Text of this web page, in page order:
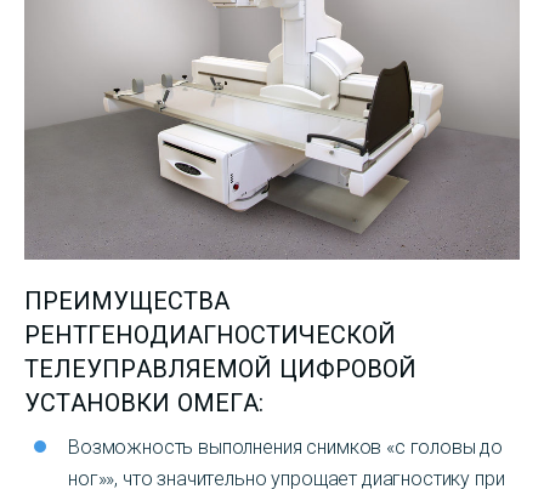
ПРЕИМУЩЕСТВА
РЕНТГЕНОДИАГНОСТИЧЕСКОЙ
ТЕЛЕУПРАВЛЯЕМОЙ ЦИФРОВОЙ
УСТАНОВКИ ОМЕГА:
Возможность выполнения снимков «с головы до
ног»», что значительно упрощает диагностику при